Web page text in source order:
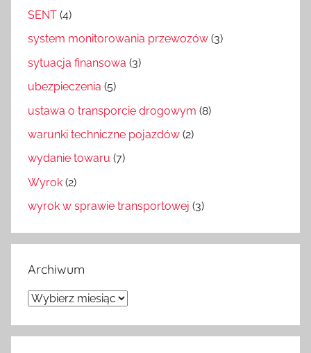
SENT (4)
system monitorowania przewozów (3)
sytuacja finansowa (3)
ubezpieczenia (5)
ustawa o transporcie drogowym (8)
warunki techniczne pojazdów (2)
wydanie towaru (7)
Wyrok (2)
wyrok w sprawie transportowej (3)
Archiwum
Archiwum